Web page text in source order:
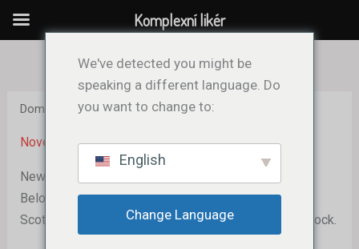
Přeskočit
Domů / New Arrivals
Nové příjezdy
New Arrivals in Whiskies in Comprehensive Liquor:
Below are some of the best new arrivals in Bourbon,
Scotch, Japanese, and other whiskeys available in stock.
We've detected you might be
speaking a different language. Do
you want to change to:
English
Change Language
Komplexní likér